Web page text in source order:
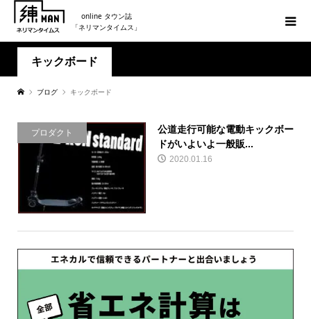
online タウン誌
「ネリマンタイムス」
キックボード
ブログ キックボード
プロダクト
公道走行可能な電動キックボー
ドがいよいよ一般販...
2020.01.16